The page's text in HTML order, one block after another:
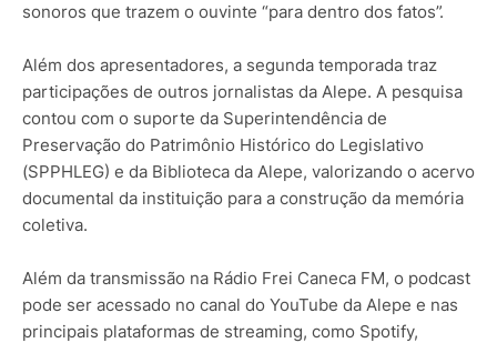
sonoros que trazem o ouvinte “para dentro dos fatos”.
Além dos apresentadores, a segunda temporada traz
participações de outros jornalistas da Alepe. A pesquisa
contou com o suporte da Superintendência de
Preservação do Patrimônio Histórico do Legislativo
(SPPHLEG) e da Biblioteca da Alepe, valorizando o acervo
documental da instituição para a construção da memória
coletiva.
Além da transmissão na Rádio Frei Caneca FM, o podcast
pode ser acessado no canal do YouTube da Alepe e nas
principais plataformas de streaming, como Spotify,